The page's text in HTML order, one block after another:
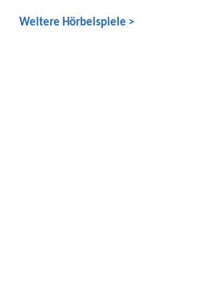
Weitere Hörbeispiele >